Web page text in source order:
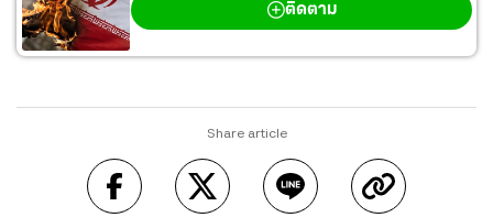
ติดตาม
Share article